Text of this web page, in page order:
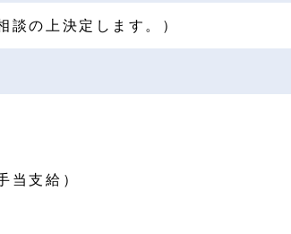
談の上決定します。）
当支給）